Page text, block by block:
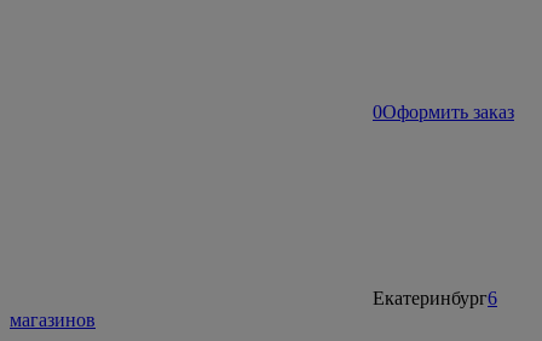
0Оформить заказ
Екатеринбург6
магазинов